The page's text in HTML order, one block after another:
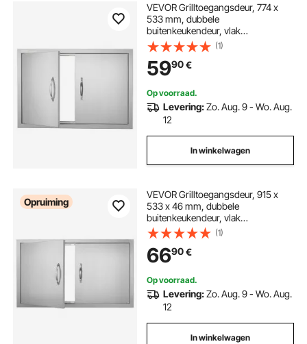
VEVOR Grilltoegangsdeur, 774 x
533 mm, dubbele
buitenkeukendeur, vlak
gemonteerde roestvrijstalen deur,
verticale wanddeur met
handgrepen, voor grill-eiland,
grillstation, buitenkast
(1)
5990€
Op voorraad.
Levering:Zo. Aug. 9 - Wo. Aug.
12
In winkelwagen
Opruiming
VEVOR Grilltoegangsdeur, 915 x
533 x 46 mm, dubbele
buitenkeukendeur, vlak
gemonteerde roestvrijstalen deur,
verticale wanddeur met
handgrepen, voor grill-eiland,
grillstation, buitenkast, enz.
(1)
6690€
Op voorraad.
Levering:Zo. Aug. 9 - Wo. Aug.
12
In winkelwagen